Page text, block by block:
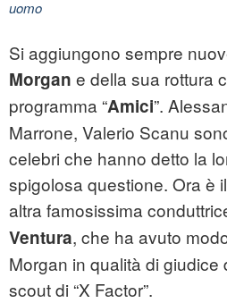
uomo
Si aggiungono sempre
Morgan e della sua rottura
programma “Amici”.
Marrone, Valerio Scanu
celebri che hanno detto la
spigolosa questione. Ora è
altra famosissima
Ventura, che ha avuto
Morgan in qualità di giudice
scout di “X Factor”.